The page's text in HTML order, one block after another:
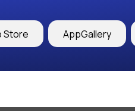
Store AppGallery